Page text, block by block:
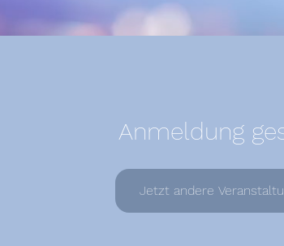
Anmeldung
Jetzt andere